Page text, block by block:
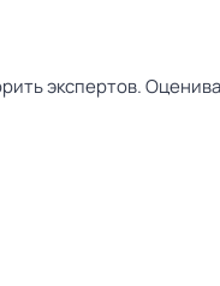
экспертов.